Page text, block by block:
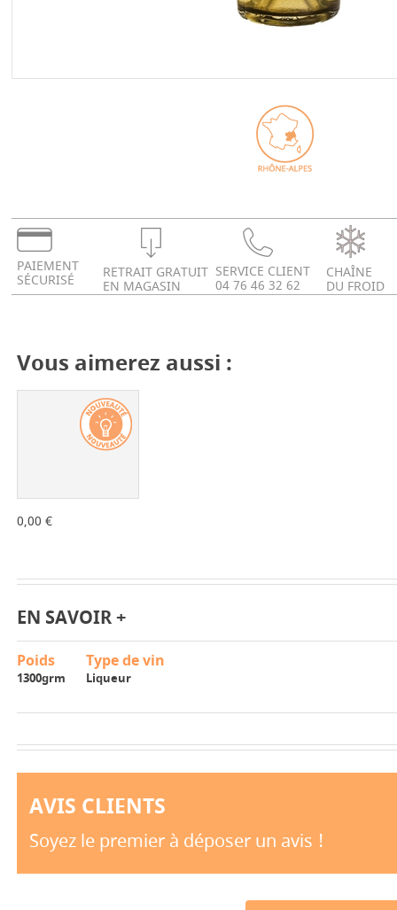
PAIEMENT
SÉCURISÉ RETRAIT GRATUIT
EN MAGASIN
SERVICE CLIENT
04 76 46 32 62
CHAÎNE
DU FROID
Vous aimerez aussi :
0,00 €
EN SAVOIR +
Poids
1300grm
Type de vin
Liqueur
AVIS CLIENTS
Soyez le premier à déposer un avis !